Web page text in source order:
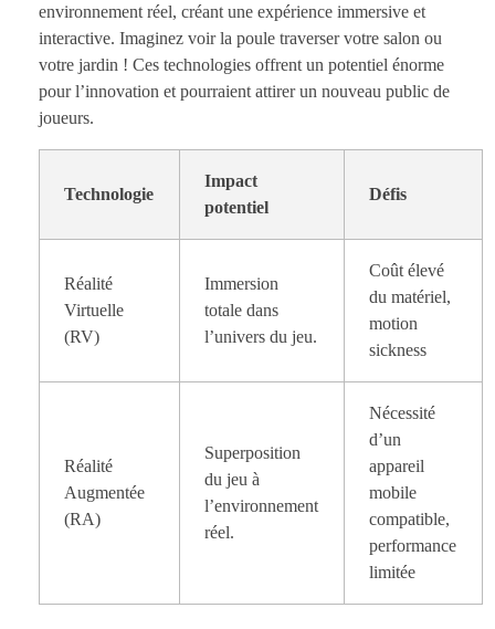
environnement réel, créant une expérience immersive et
interactive. Imaginez voir la poule traverser votre salon ou
votre jardin ! Ces technologies offrent un potentiel énorme
pour l’innovation et pourraient attirer un nouveau public de
joueurs.
Technologie
Impact
potentiel
Défis
Réalité
Virtuelle
(RV)
Immersion
totale dans
l’univers du jeu.
Coût élevé
du matériel,
motion
sickness
Réalité
Augmentée
(RA)
Superposition
du jeu à
l’environnement
réel.
Nécessité
d’un
appareil
mobile
compatible,
performance
limitée